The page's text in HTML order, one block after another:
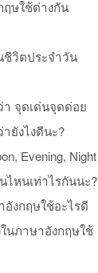
ษใช้ต่างกัน
วิตประจำวัน
จุดเด่นจุดด่อย
ยังไงดีนะ?
Evening, Night
ไหนเท่าไรกันนะ?
งกฤษใช้อะไรดี
นภาษาอังกฤษใช้